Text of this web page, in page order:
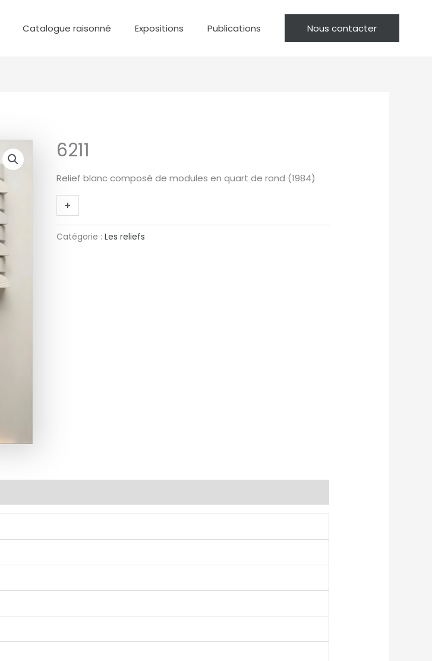
Catalogue raisonné Expositions Publications Nous contacter
6211
Relief blanc composé de modules en quart de rond (1984)
-
quantité
6211
+
Catégorie : Les reliefs